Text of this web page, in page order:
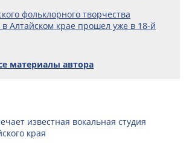
фольк­лорного творчества
в Алтайском крае прошел уже в 18-й
материалы автора
известная вокальная студия
края